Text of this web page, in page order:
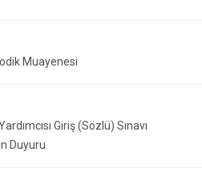
Muayenesi
Giriş (Sözlü) Sınavı
Duyuru